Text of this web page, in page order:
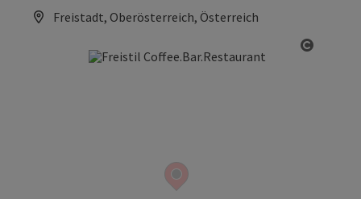
Freistadt, Oberösterreich, Österreich